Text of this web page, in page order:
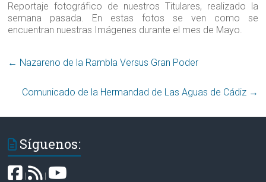
Reportaje fotográfico de nuestros Titulares, realizado la
semana pasada. En estas fotos se ven como se
encuentran nuestras Imágenes durante el mes de Mayo.
← Nazareno de la Rambla Versus Gran Poder
Comunicado de la Hermandad de Las Aguas de Cádiz →
Síguenos:
|